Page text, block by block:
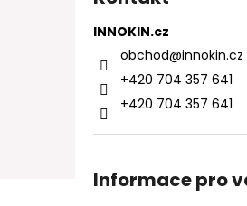
INNOKIN.cz
obchod@innokin.cz
+420 704 357 641
+420 704 357 641
Informace pro